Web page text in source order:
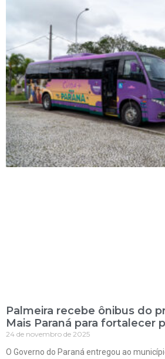
Palmeira recebe ônibus do
Mais Paraná para fortalecer
24 de novembro de 2025
O Governo do Paraná entregou ao